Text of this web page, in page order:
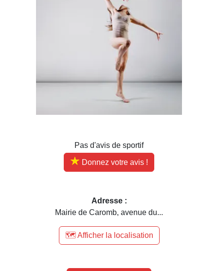
Pas d'avis de sportif
Donnez votre avis !
Adresse :
Mairie de Caromb, avenue du...
🗺️ Afficher la localisation